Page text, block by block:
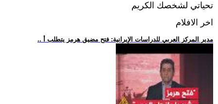
تحياتي لشخصك الكريم
اخر الافلام
.. مدير المركز العربي للدراسات الإيرانية: فتح مضيق هرمز يتطلب أ